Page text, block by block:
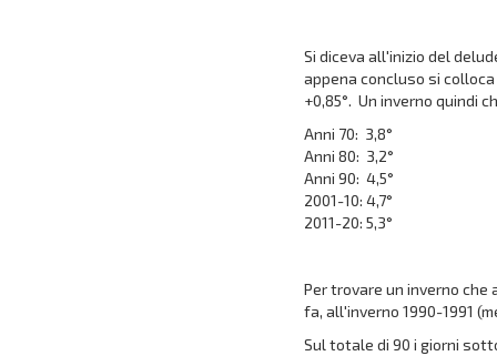
Si diceva all'inizio del
appena concluso si
+0,85°. Un inverno quindi
Anni 70: 3,8°
Anni 80: 3,2°
Anni 90: 4,5°
2001-10: 4,7°
2011-20: 5,3°
Per trovare un inverno
fa, all'inverno 1990-1991
Sul totale di 90 i giorni